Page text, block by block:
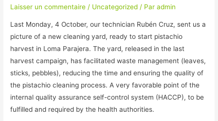
Laisser un commentaire / Uncategorized / Paradmin
Last Monday, 4 October, our technician Rubén Cruz, sent us a
picture of a new cleaning yard, ready to start pistachio
harvest in Loma Parajera. The yard, released in the last
harvest campaign, has facilitated waste management (leaves,
sticks, pebbles), reducing the time and ensuring the quality of
the pistachio cleaning process. A very favorable point of the
internal quality assurance self-control system (HACCP), to be
fulfilled and required by the health authorities.